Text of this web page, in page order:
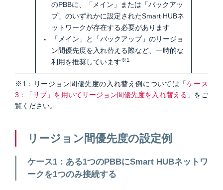
のPBBに、「メイン」または「バックアッ
プ」のいずれかに設定されたSmart HUBネ
ットワークが存在する必要があります
「メイン」と「バックアップ」のリージョ
ン間優先度を入れ替える際など、一時的な
利用を推奨しています※1
※1：リージョン間優先度の入れ替え例については「ケース
3：「サブ」を用いてリージョン間優先度を入れ替える 」をご
覧ください。
リージョン間優先度の設定例
ケース1：ある1つのPBBにSmart HUBネットワ
ークを1つのみ接続する